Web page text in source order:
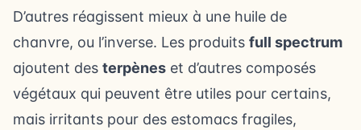
D’autres réagissent mieux à une huile de
chanvre, ou l’inverse. Les produits full spectrum
ajoutent des terpènes et d’autres composés
végétaux qui peuvent être utiles pour certains,
mais irritants pour des estomacs fragiles,